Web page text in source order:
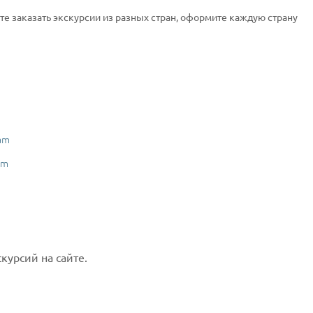
заказать экскурсии из разных стран, оформите каждую страну
на сайте.